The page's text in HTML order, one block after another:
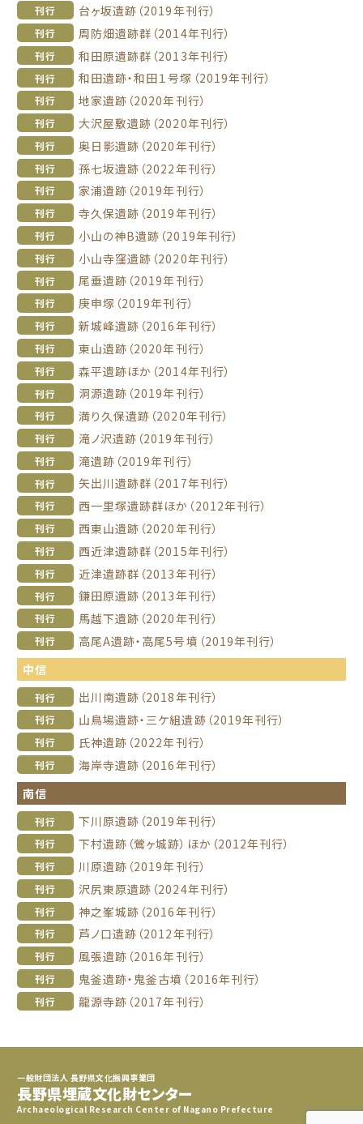
刊行 台ヶ坂遺跡（2019年刊行）
刊行 周防畑遺跡群（2014年刊行）
刊行 和田原遺跡群（2013年刊行）
刊行 和田遺跡・和田１号塚（2019年刊行）
刊行 地家遺跡（2020年刊行）
刊行 大沢屋敷遺跡（2020年刊行）
刊行 奥日影遺跡（2020年刊行）
刊行 孫七坂遺跡（2022年刊行）
刊行 家浦遺跡（2019年刊行）
刊行 寺久保遺跡（2019年刊行）
刊行 小山の神B遺跡（2019年刊行）
刊行 小山寺窪遺跡（2020年刊行）
刊行 尾垂遺跡（2019年刊行）
刊行 庚申塚（2019年刊行）
刊行 新城峰遺跡（2016年刊行）
刊行 東山遺跡（2020年刊行）
刊行 森平遺跡ほか（2014年刊行）
刊行 洞源遺跡（2019年刊行）
刊行 満り久保遺跡（2020年刊行）
刊行 滝ノ沢遺跡（2019年刊行）
刊行 滝遺跡（2019年刊行）
刊行 矢出川遺跡群（2017年刊行）
刊行 西一里塚遺跡群ほか（2012年刊行）
刊行 西東山遺跡（2020年刊行）
刊行 西近津遺跡群（2015年刊行）
刊行 近津遺跡群（2013年刊行）
刊行 鎌田原遺跡（2013年刊行）
刊行 馬越下遺跡（2020年刊行）
刊行
高尾A遺跡・高尾5号墳（2019年刊行）
中信
刊行 出川南遺跡（2018年刊行）
刊行 山鳥場遺跡・三ケ組遺跡（2019年刊行）
刊行 氏神遺跡（2022年刊行）
刊行
海岸寺遺跡（2016年刊行）
南信
刊行 下川原遺跡（2019年刊行）
刊行 下村遺跡（鶯ヶ城跡）ほか（2012年刊行）
刊行 川原遺跡（2019年刊行）
刊行 沢尻東原遺跡（2024年刊行）
刊行 神之峯城跡（2016年刊行）
刊行 芦ノ口遺跡（2012年刊行）
刊行 風張遺跡（2016年刊行）
刊行 鬼釜遺跡・鬼釜古墳（2016年刊行）
刊行 龍源寺跡（2017年刊行）
一般財団法人 長野県文化振興事業団
長野県埋蔵文化財センター
Archaeological Research Center of Nagano Prefecture